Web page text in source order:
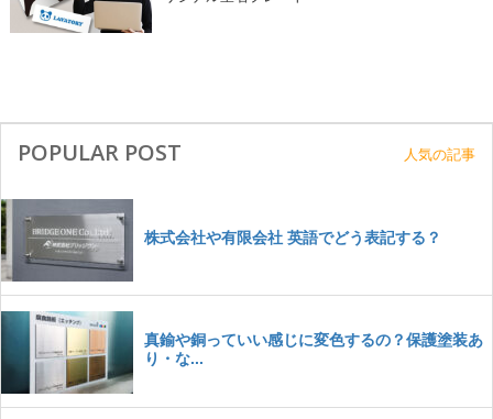
POPULAR POST 人気の記事